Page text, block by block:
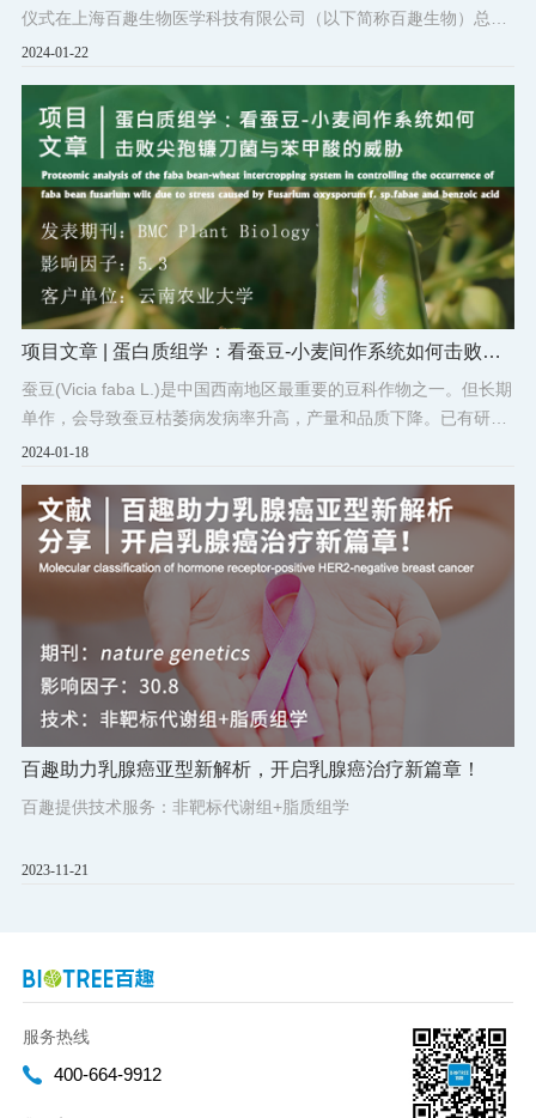
仪式在上海百趣生物医学科技有限公司（以下简称百趣生物）总部
顺利举行。复旦大学邓春晖教授、百趣生物CEO邓军亮等出席签约
2024-01-22
项目文章 | 蛋白质组学：看蚕豆-小麦间作系统如何击败尖
蚕豆(Vicia faba L.)是中国西南地区最重要的豆科作物之一。但长期
单作，会导致蚕豆枯萎病发病率升高，产量和品质下降。已有研究
表明，蚕豆与小麦间作可有效缓解蚕豆的自毒作用，抑制蚕豆枯萎
2024-01-18
百趣助力乳腺癌亚型新解析，开启乳腺癌治疗新篇章！
百趣提供技术服务：非靶标代谢组+脂质组学
2023-11-21
服务热线
400-664-9912